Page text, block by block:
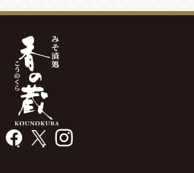
サービスを変更・廃止をするこ
以上経過している場合や、メー
発生した場合には、会員情報を
す。
facebook instagram